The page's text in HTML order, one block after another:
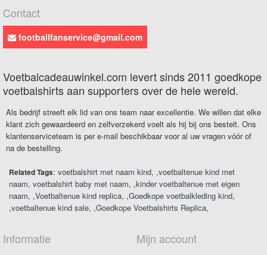
Contact
footballfanservice@gmail.com
Voetbalcadeauwinkel.com levert sinds 2011 goedkope
voetbalshirts aan supporters over de hele wereld.
Als bedrijf streeft elk lid van ons team naar excellentie. We willen dat elke
klant zich gewaardeerd en zelfverzekerd voelt als hij bij ons bestelt. Ons
klantenserviceteam is per e-mail beschikbaar voor al uw vragen vóór of
na de bestelling.
Related Tags: voetbalshirt met naam kind ,voetbaltenue kind met
naam voetbalshirt baby met naam ,kinder voetbaltenue met eigen
naam ,Voetbaltenue kind replica ,Goedkope voetbalkleding kind
,voetbaltenue kind sale ,Goedkope Voetbalshirts Replica
Informatie Mijn account